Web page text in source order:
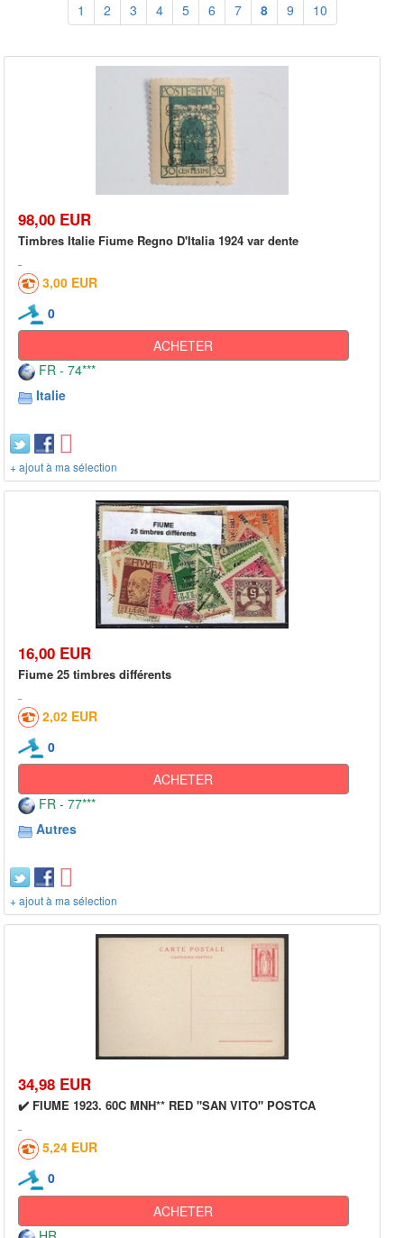
1 2 3 4 5 6 7 8 9 10
98,00 EUR
Timbres Italie Fiume Regno D'Italia 1924 var dente
3,00 EUR
0
ACHETER
FR - 74***
Italie
+ ajout à ma sélection
16,00 EUR
Fiume 25 timbres différents
2,02 EUR
0
ACHETER
FR - 77***
Autres
+ ajout à ma sélection
34,98 EUR
✔️ FIUME 1923. 60C MNH** RED "SAN VITO" POSTCA
5,24 EUR
0
ACHETER